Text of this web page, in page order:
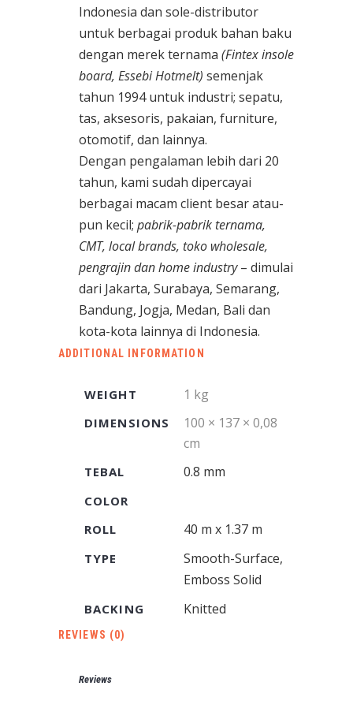
Indonesia dan sole-distributor
untuk berbagai produk bahan baku
dengan merek ternama (Fintex insole
board, Essebi Hotmelt) semenjak
tahun 1994 untuk industri; sepatu,
tas, aksesoris, pakaian, furniture,
otomotif, dan lainnya.
Dengan pengalaman lebih dari 20
tahun, kami sudah dipercayai
berbagai macam client besar atau-
pun kecil; pabrik-pabrik ternama,
CMT, local brands, toko wholesale,
pengrajin dan home industry– dimulai
dari Jakarta, Surabaya, Semarang,
Bandung, Jogja, Medan, Bali dan
kota-kota lainnya di Indonesia.
ADDITIONAL INFORMATION
WEIGHT 1 kg
DIMENSIONS
100 × 137 × 0,08
cm
TEBAL 0.8 mm
COLOR
ROLL
40 m x 1.37 m
TYPE
Smooth-Surface,
Emboss Solid
BACKING Knitted
REVIEWS (0)
Reviews